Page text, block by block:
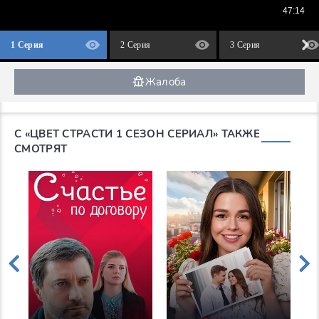
1 Серия 2 Серия 3 Серия
Жалоба
С «ЦВЕТ СТРАСТИ 1 СЕЗОН СЕРИАЛ» ТАКЖЕ
СМОТРЯТ